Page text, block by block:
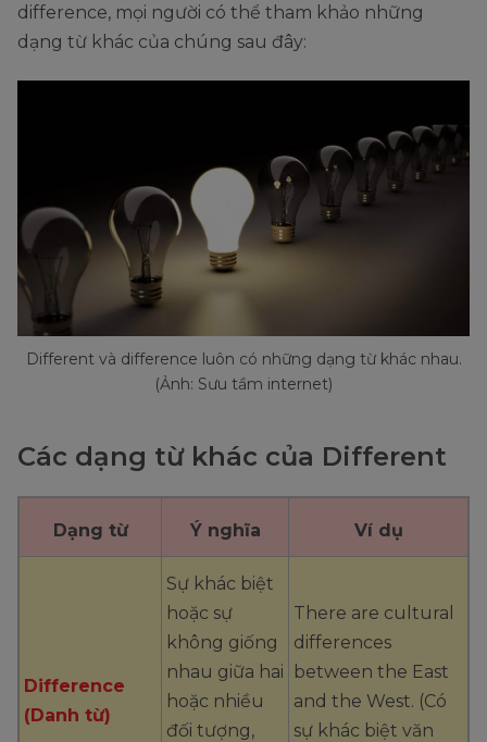
difference, mọi người có thể tham khảo những
dạng từ khác của chúng sau đây:
Different và difference luôn có những dạng từ khác nhau.
(Ảnh: Sưu tầm internet)
Các dạng từ khác của Different
Dạng từ Ý nghĩa Ví dụ
Difference
(Danh từ)
Sự khác biệt
hoặc sự
không giống
nhau giữa hai
hoặc nhiều
đối tượng,
There are cultural
differences
between the East
and the West. (Có
sự khác biệt văn